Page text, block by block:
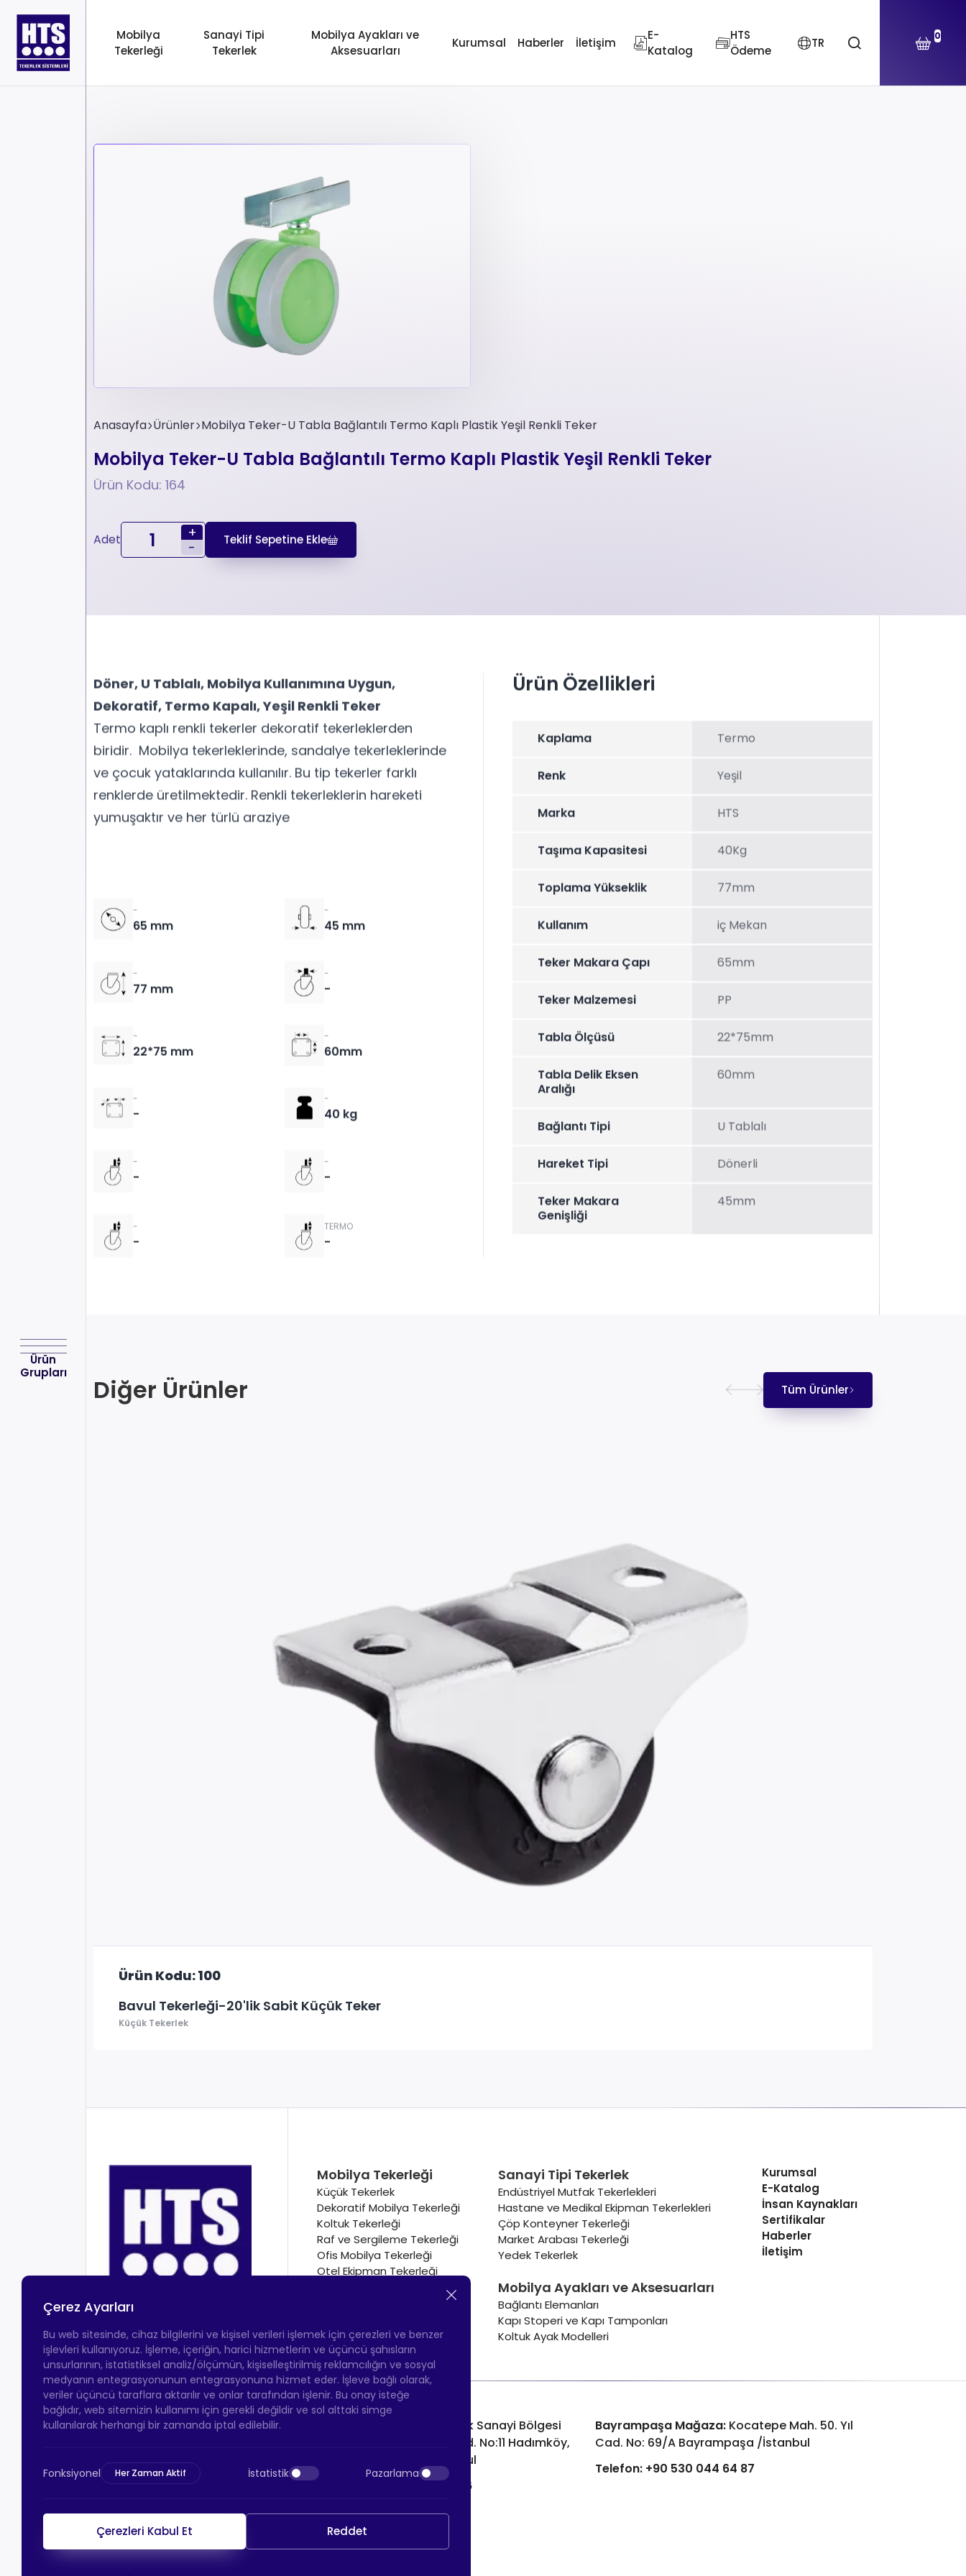
Mobilya
Tekerleği
Sanayi Tipi
Tekerlek
Mobilya Ayakları ve
Aksesuarları
Kurumsal Haberler İletişim
E-
Katalog
HTS
Ödeme
TR 0
Ürün
Grupları
Anasayfa Ürünler Mobilya Teker-U Tabla Bağlantılı Termo Kaplı Plastik Yeşil Renkli Teker
Mobilya Teker-U Tabla Bağlantılı Termo Kaplı Plastik Yeşil Renkli Teker
Ürün Kodu: 164
Adet
+
-
Teklif Sepetine Ekle
Döner, U Tablalı, Mobilya Kullanımına Uygun,
Dekoratif, Termo Kapalı, Yeşil Renkli Teker
Termo kaplı renkli tekerler dekoratif tekerleklerden
biridir. Mobilya tekerleklerinde, sandalye tekerleklerinde
ve çocuk yataklarında kullanılır. Bu tip tekerler farklı
renklerde üretilmektedir. Renkli tekerleklerin hareketi
yumuşaktır ve her türlü araziye
-
65 mm
-
45 mm
-
77 mm
-
-
-
22*75 mm
-
60mm
-
-
-
40 kg
-
-
-
-
-
-
TERMO
-
Ürün Özellikleri
Kaplama Termo
Renk Yeşil
Marka HTS
Taşıma Kapasitesi 40Kg
Toplama Yükseklik 77mm
Kullanım iç Mekan
Teker Makara Çapı 65mm
Teker Malzemesi PP
Tabla Ölçüsü 22*75mm
Tabla Delik Eksen
Aralığı
60mm
Bağlantı Tipi U Tablalı
Hareket Tipi Dönerli
Teker Makara
Genişliği
45mm
Diğer Ürünler Tüm Ürünler
Ürün Kodu: 100
Bavul Tekerleği-20'lik Sabit Küçük Teker
Küçük Tekerlek
Mobilya Tekerleği
Küçük Tekerlek
Dekoratif Mobilya Tekerleği
Koltuk Tekerleği
Raf ve Sergileme Tekerleği
Ofis Mobilya Tekerleği
Otel Ekipman Tekerleği
Soğutucu ve Isıtıcı Tekerleği
Sanayi Tipi Tekerlek
Endüstriyel Mutfak Tekerlekleri
Hastane ve Medikal Ekipman Tekerlekleri
Çöp Konteyner Tekerleği
Market Arabası Tekerleği
Yedek Tekerlek
Mobilya Ayakları ve Aksesuarları
Bağlantı Elemanları
Kapı Stoperi ve Kapı Tamponları
Koltuk Ayak Modelleri
Kurumsal
E-Katalog
İnsan Kaynakları
Sertifikalar
Haberler
İletişim
Atatürk Sanayi Bölgesi
Ömerli Mah. Uzunçayır Cad. No:11 Hadımköy,
34555 Arnavutköy/İstanbul
+90 212 640 66 46
Email:info@htsteker.com
Bayrampaşa Mağaza:Kocatepe Mah. 50. Yıl
Cad. No: 69/A Bayrampaşa /İstanbul
Telefon:+90 530 044 64 87
Çerez Ayarları
Bu web sitesinde, cihaz bilgilerini ve kişisel verileri işlemek için çerezleri ve benzer
işlevleri kullanıyoruz. İşleme, içeriğin, harici hizmetlerin ve üçüncü şahısların
unsurlarının, istatistiksel analiz/ölçümün, kişiselleştirilmiş reklamcılığın ve sosyal
medyanın entegrasyonunun entegrasyonuna hizmet eder. İşleve bağlı olarak,
veriler üçüncü taraflara aktarılır ve onlar tarafından işlenir. Bu onay isteğe
bağlıdır, web sitemizin kullanımı için gerekli değildir ve sol alttaki simge
kullanılarak herhangi bir zamanda iptal edilebilir.
Fonksiyonel Her Zaman Aktif İstatistik Pazarlama
Çerezleri Kabul Et Reddet